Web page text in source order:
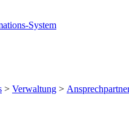
System
> Verwaltung >